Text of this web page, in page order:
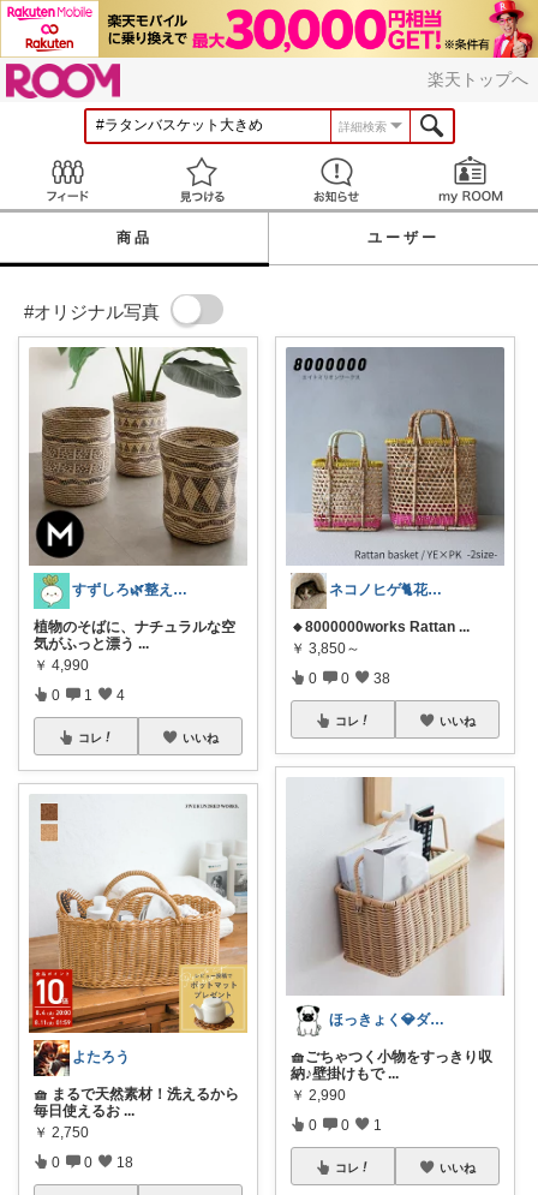
楽天トップへ
詳細検索
見つける お知らせ
商品 ユーザー
#オリジナル写真
すずしろ🌿整えながら、ゆるく暮らす
植物のそばに、ナチュラルな空
気がふっと漂う ...
￥ 4,990
0 1 4
コレ いいね
よたろう
🧺 まるで天然素材！洗えるから
毎日使えるお ...
￥ 2,750
0 0 18
ネコノヒゲ🐈花好きオタクの庭🪴
🔸8000000works Rattan ...
￥ 3,850～
0 0 38
コレ いいね
ほっきょく💎ダイヤモンド会員💎
🧺ごちゃつく小物をすっきり収
納♪壁掛けもで ...
￥ 2,990
0 0 1
コレ いいね